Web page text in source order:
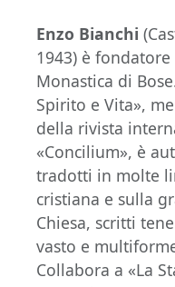
Enzo Bianchi
1943) è
Monastica di
Spirito e Vita»,
della rivista
«Concilium», è
tradotti in molte
cristiana e sulla
Chiesa, scritti
vasto e
Collabora a «La